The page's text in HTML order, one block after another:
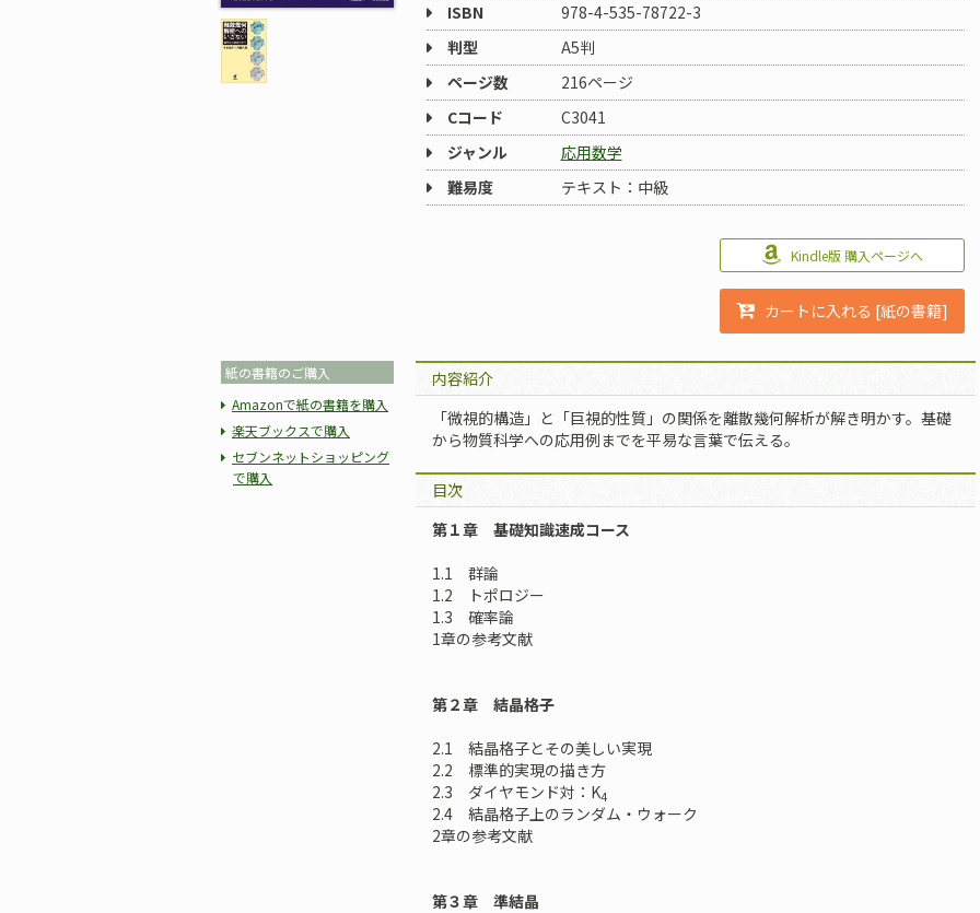
ISBN
978-4-535-78722-3
判型
A5判
ページ数
216ページ
Cコード
C3041
ジャンル
応用数学
難易度
テキスト：中級
Kindle版 購入ページへ
カートに入れる [紙の書籍]
紙の書籍のご購入
Amazonで紙の書籍を購入
楽天ブックスで購入
セブンネットショッピング
で購入
内容紹介
「微視的構造」と「巨視的性質」の関係を離散幾何解析が解き明かす。基礎
から物質科学への応用例までを平易な言葉で伝える。
目次
第１章 基礎知識速成コース
1.1 群論
1.2 トポロジー
1.3 確率論
1章の参考文献
第２章 結晶格子
2.1 結晶格子とその美しい実現
2.2 標準的実現の描き方
2.3 ダイヤモンド対：K4
2.4 結晶格子上のランダム・ウォーク
2章の参考文献
第３章 準結晶